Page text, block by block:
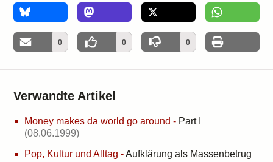
0 0 0
Verwandte Artikel
Money makes da world go around - Part I
(08.06.1999)
Pop, Kultur und Alltag -Aufklärung als Massenbetrug